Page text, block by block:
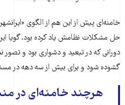
خامنه‌ای پیش از این هم از الگوی
حل مشکلات نظامش یاد کرده بود. گویا
دورانی که در تبعید و دشواری بود و
گشوده شود و برای بیش از سه دهه در